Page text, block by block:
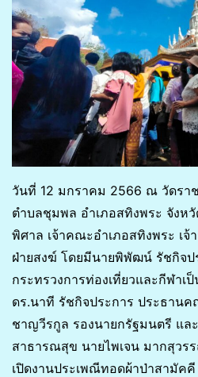
วันที่ 12 มกราคม 2566 ณ วัดรา
ตำบลชุมพล อำเภอสทิงพระ จังห
พิศาล เจ้าคณะอำเภอสทิงพระ เจ้
ฝ่ายสงฆ์ โดยมีนายพิพัฒน์ รัชกิจป
กระทรวงการท่องเที่ยวและกีฬา
ดร.นาที รัชกิจประการ ประธาน
ชาญวีรกูล รองนายกรัฐมนตรี แล
สาธารณสุข นายไพเจน มากสุวร
เปิดงานประเพณีทอดผ้าป่าสามัค